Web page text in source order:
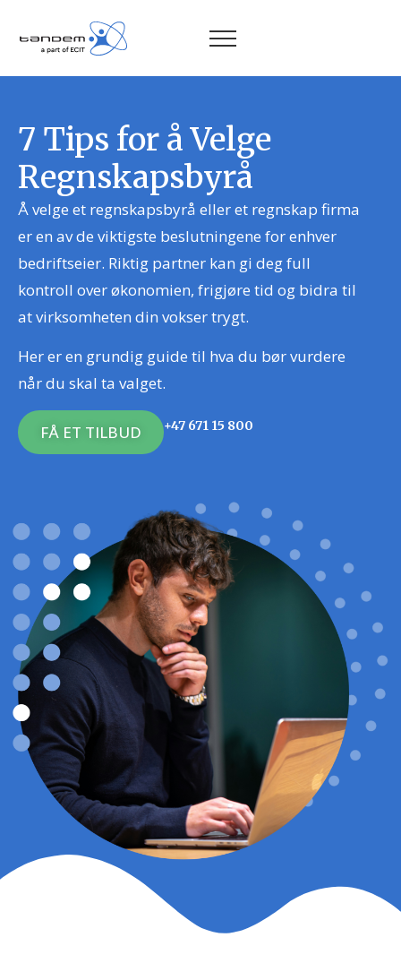
7 Tips for å Velge
Regnskapsbyrå
Å velge et regnskapsbyrå eller et regnskap firma
er en av de viktigste beslutningene for enhver
bedriftseier. Riktig partner kan gi deg full
kontroll over økonomien, frigjøre tid og bidra til
at virksomheten din vokser trygt.
Her er en grundig guide til hva du bør vurdere
når du skal ta valget.
FÅ ET TILBUD +47 671 15 800